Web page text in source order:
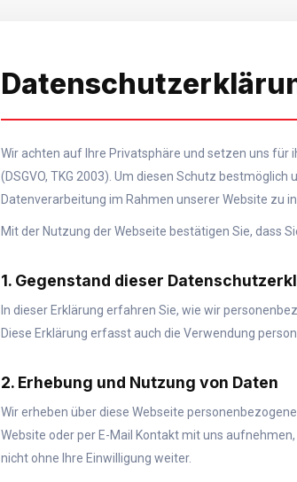
Wir achten auf Ihre Privatsphäre und setzen uns für
(DSGVO, TKG 2003). Um diesen Schutz
Datenverarbeitung im Rahmen unserer Website zu
Mit der Nutzung der Webseite bestätigen Sie, dass
1. Gegenstand dieser
In dieser Erklärung erfahren Sie, wie wir
Diese Erklärung erfasst auch die Verwendung
2. Erhebung und Nutzung von Daten
Wir erheben über diese Webseite
Website oder per E-Mail Kontakt mit uns
nicht ohne Ihre Einwilligung weiter.